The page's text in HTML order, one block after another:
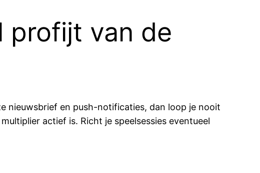
profijt van de
nieuwsbrief en push-notificaties, dan loop je nooit
actief is. Richt je speelsessies eventueel